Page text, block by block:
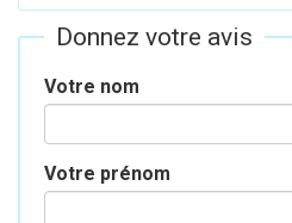
Donnez votre avis
Votre nom
Votre prénom